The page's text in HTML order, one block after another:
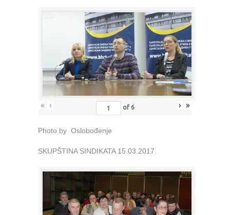
« ‹ of 6 › »
Photo by Oslobođenje
SKUPŠTINA SINDIKATA 15.03.2017.